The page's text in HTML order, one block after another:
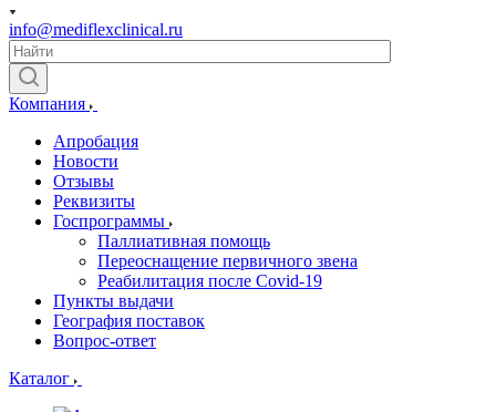
info@mediflexclinical.ru
Компания
Апробация
Новости
Отзывы
Реквизиты
Госпрограммы
Паллиативная помощь
Переоснащение первичного звена
Реабилитация после Covid-19
Пункты выдачи
География поставок
Вопрос-ответ
Каталог